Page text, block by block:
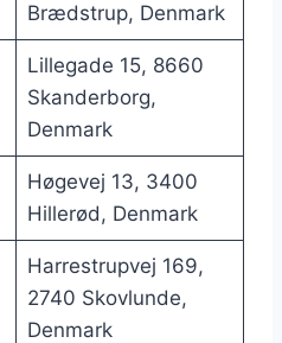
Brædstrup, Denmark
Lillegade 15, 8660
Skanderborg,
Denmark
Høgevej 13, 3400
Hillerød, Denmark
Harrestrupvej 169,
2740 Skovlunde,
Denmark